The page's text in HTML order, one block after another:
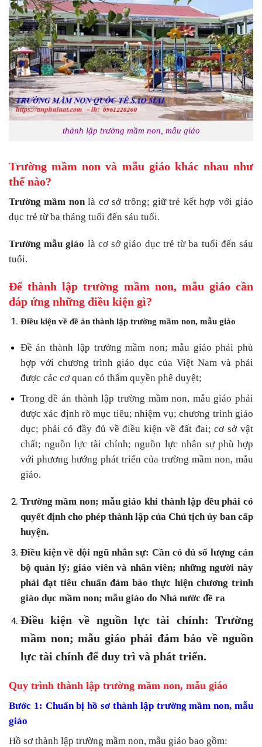
thành lập trường mầm non, mẫu giáo
Trường mầm non và mẫu giáo khác nhau như
thế nào?
Trường mầm nonlà cơ sở trông; giữ trẻ kết hợp với giáo
dục trẻ từ ba tháng tuổi đến sáu tuổi.
Trường mẫu giáo là cơ sở giáo dục trẻ từ ba tuổi đến sáu
tuổi.
Để thành lập trường mầm non, mẫu giáo cần
đáp ứng những điều kiện gì?
Điều kiện về đề án thành lập trường mầm non, mẫu giáo
Đề án thành lập trường mầm non; mẫu giáo phải phù
hợp với chương trình giáo dục của Việt Nam và phải
được các cơ quan có thẩm quyền phê duyệt;
Trong đề án thành lập trường mầm non, mẫu giáo phải
được xác định rõ mục tiêu; nhiệm vụ; chương trình giáo
dục; phải có đầy đủ về điều kiện về đất đai; cơ sở vật
chất; nguồn lực tài chính; nguồn lực nhân sự phù hợp
với phương hướng phát triển của trường mầm non, mẫu
giáo.
Trường mầm non; mẫu giáo khi thành lập đều phải có
quyết định cho phép thành lập của Chủ tịch ủy ban cấp
huyện.
Điều kiện về đội ngũ nhân sự: Cần có đủ số lượng cán
bộ quản lý; giáo viên và nhân viên; những người này
phải đạt tiêu chuẩn đảm bảo thực hiện chương trình
giáo dục mầm non; mẫu giáo do Nhà nước đề ra
Điều kiện về nguồn lực tài chính: Trường
mầm non; mẫu giáo phải đảm bảo về nguồn
lực tài chính để duy trì và phát triển.
Quy trình thành lập trường mầm non, mẫu giáo
Bước 1: Chuẩn bị hồ sơ thành lập trường mầm non, mẫu
giáo
Hồ sơ thành lập trường mầm non, mẫu giáo bao gồm: